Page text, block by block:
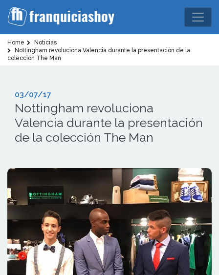
Home
Noticias
Nottingham revoluciona Valencia durante la presentación de la
colección The Man
03/07/17
Nottingham revoluciona
Valencia durante la presentación
de la colección The Man